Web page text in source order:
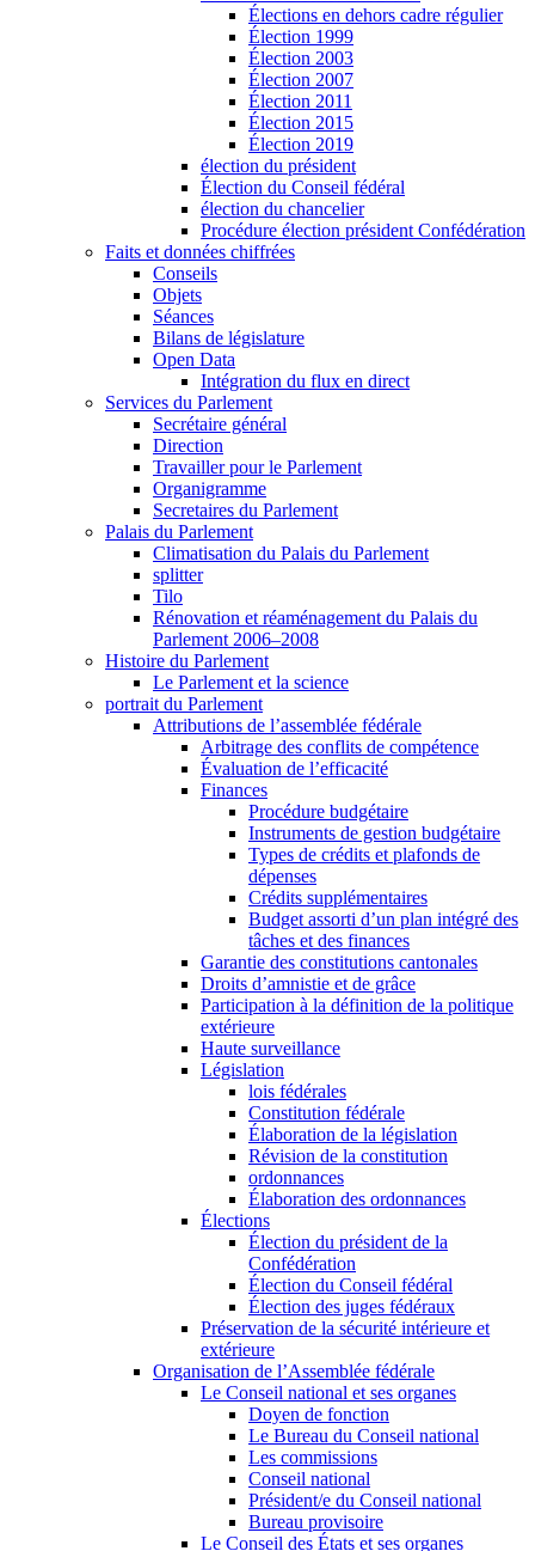
Élections en dehors cadre régulier
Élection 1999
Élection 2003
Élection 2007
Élection 2011
Élection 2015
Élection 2019
élection du président
Élection du Conseil fédéral
élection du chancelier
Procédure élection président Confédération
Faits et données chiffrées
Conseils
Objets
Séances
Bilans de législature
Open Data
Intégration du flux en direct
Services du Parlement
Secrétaire général
Direction
Travailler pour le Parlement
Organigramme
Secretaires du Parlement
Palais du Parlement
Climatisation du Palais du Parlement
splitter
Tilo
Rénovation et réaménagement du Palais du
Parlement 2006–2008
Histoire du Parlement
Le Parlement et la science
portrait du Parlement
Attributions de l’assemblée fédérale
Arbitrage des conflits de compétence
Évaluation de l’efficacité
Finances
Procédure budgétaire
Instruments de gestion budgétaire
Types de crédits et plafonds de
dépenses
Crédits supplémentaires
Budget assorti d’un plan intégré des
tâches et des finances
Garantie des constitutions cantonales
Droits d’amnistie et de grâce
Participation à la définition de la politique
extérieure
Haute surveillance
Législation
lois fédérales
Constitution fédérale
Élaboration de la législation
Révision de la constitution
ordonnances
Élaboration des ordonnances
Élections
Élection du président de la
Confédération
Élection du Conseil fédéral
Élection des juges fédéraux
Préservation de la sécurité intérieure et
extérieure
Organisation de l’Assemblée fédérale
Le Conseil national et ses organes
Doyen de fonction
Le Bureau du Conseil national
Les commissions
Conseil national
Président/e du Conseil national
Bureau provisoire
Le Conseil des États et ses organes